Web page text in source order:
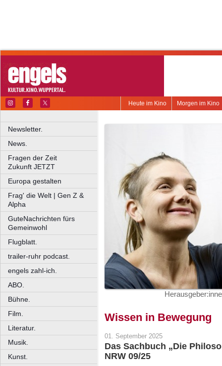
Morgen im Kino
Heute im Kino
Newsletter.
News.
Fragen der Zeit
Zukunft JETZT
Europa gestalten
Frag' die Welt | Gen Z &
Alpha
GuteNachrichten fürs
Gemeinwohl
Flugblatt.
trailer-ruhr podcast.
engels zahl-ich.
ABO.
Bühne.
Film.
Literatur.
Musik.
Kunst.
Wissen in Bewegung
01. September 2025
Das Sachbuch „Die
NRW 09/25